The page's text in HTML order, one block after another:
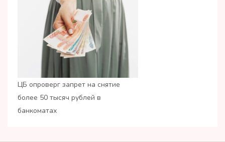
ЦБ опроверг запрет на снятие
более 50 тысяч рублей в
банкоматах